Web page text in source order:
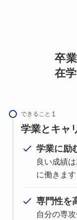
卒
在
できること
学業とキャ
学業に励
良い成績
に働きます
専門性を
自分の専